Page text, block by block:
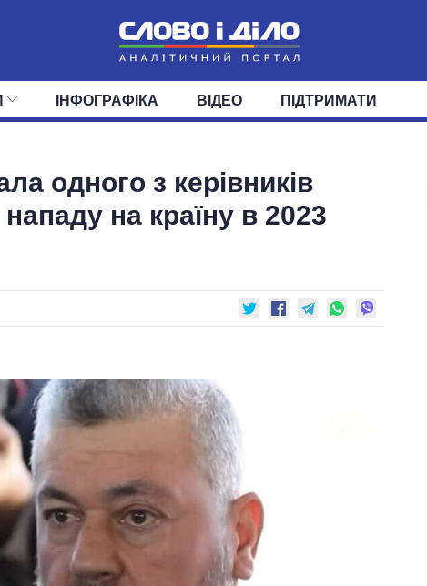
ПОЛІТИКА ЕКОНОМІКА СУСПІЛЬСТВО
ДЕПУТАТИ КОМІТЕТИ ФРАКЦІЇ ОКРУГИ
ІНФОГРАФІКА ВІДЕО ПІДТРИМАТИ
одного з керівників
на країну в 2023